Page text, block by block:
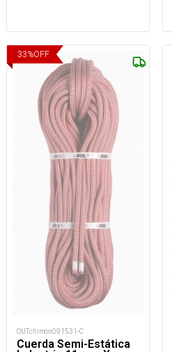
33%OFF
OUTchimon091531-C
Cuerda Semi-Estática